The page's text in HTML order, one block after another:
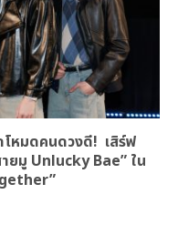
โหมดคนดวงดี! เสิร์ฟ
ยมู Unlucky Bae” ใน